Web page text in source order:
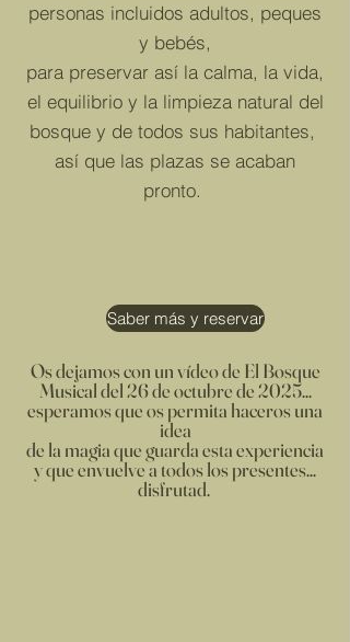
personas incluidos adultos, peques
y bebés,
para preservar así la calma, la vida,
el equilibrio y la limpieza natural del
bosque y de todos sus habitantes,
así que las plazas se acaban
pronto.
Saber más y reservar
Os dejamos con un vídeo de El Bosque
Musical del 26 de octubre de 2025...
esperamos que os permita haceros una
idea
de la magia que guarda esta experiencia
y que envuelve a todos los presentes...
disfrutad.